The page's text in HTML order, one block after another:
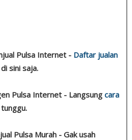
Pulsa Internet - Daftar jualan
sini saja.
Pulsa Internet - Langsung cara
Pulsa Murah - Gak usah